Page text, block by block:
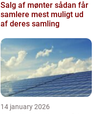
Salg af mønter sådan får
samlere mest muligt ud
af deres samling
14 january 2026